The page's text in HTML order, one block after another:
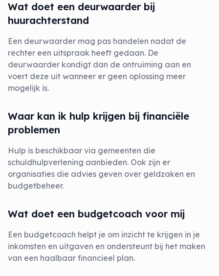
Wat doet een deurwaarder bij
huurachterstand
Een deurwaarder mag pas handelen nadat de
rechter een uitspraak heeft gedaan. De
deurwaarder kondigt dan de ontruiming aan en
voert deze uit wanneer er geen oplossing meer
mogelijk is.
Waar kan ik hulp krijgen bij financiële
problemen
Hulp is beschikbaar via gemeenten die
schuldhulpverlening aanbieden. Ook zijn er
organisaties die advies geven over geldzaken en
budgetbeheer.
Wat doet een budgetcoach voor mij
Een budgetcoach helpt je om inzicht te krijgen in je
inkomsten en uitgaven en ondersteunt bij het maken
van een haalbaar financieel plan.